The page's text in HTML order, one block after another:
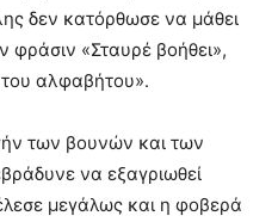
δεν κατόρθωσε να μάθει
φράσιν «Σταυρέ βοήθει»,
αλφαβήτου».
των βουνών και των
να εξαγριωθεί
μεγάλως και η φοβερά